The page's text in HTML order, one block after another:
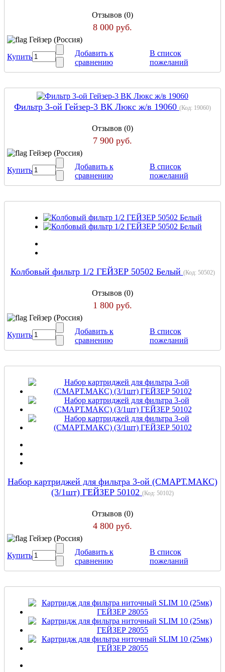
Отзывов (0)
8 000 руб.
Гейзер (Россия)
Купить
Добавить к
сравнению
В список
пожеланий
Фильтр 3-ой Гейзер-3 ВК Люкс ж/в 19060 (Код: 19060)
Отзывов (0)
7 900 руб.
Гейзер (Россия)
Купить
Добавить к
сравнению
В список
пожеланий
Колбовый фильтр 1/2 ГЕЙЗЕР 50502 Белый (Код: 50502)
Отзывов (0)
1 800 руб.
Гейзер (Россия)
Купить
Добавить к
сравнению
В список
пожеланий
Набор картриджей для фильтра 3-ой (СМАРТ.МАКС)
(3/1шт) ГЕЙЗЕР 50102 (Код: 50102)
Отзывов (0)
4 800 руб.
Гейзер (Россия)
Купить
Добавить к
сравнению
В список
пожеланий